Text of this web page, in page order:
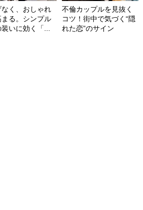
なく、おしゃれ
る。シンプル
いに効く「...
不倫カップルを見抜く
コツ！街中で気づく“隠
れた恋”のサイン